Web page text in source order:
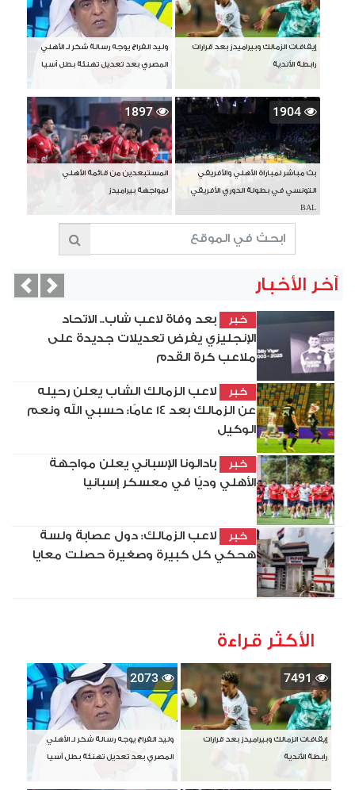
إيقافات الزمالك وبيراميدز بعد قرارات
رابطة الأندية
وليد الفراج يوجه رسالة شكر لـ الأهلي
المصري بعد تعديل تهنئة بطل آسيا
1904
بث مباشر لمباراة الأهلي والأفريقي
التونسي في بطولة الدوري الأفريقي
BAL
1897
المستبعدين من قائمة الأهلي
لمواجهة بيراميدز
آخر الأخبار
خبر
بعد وفاة لاعب شاب.. الاتحاد
الإنجليزي يفرض تعديلات جديدة على
ملاعب كرة القدم
خبر
لاعب الزمالك الشاب يعلن رحيله
عن الزمالك بعد 14 عامًا: حسبي الله ونعم
الوكيل
خبر
بادالونا الإسباني يعلن مواجهة
الأهلي وديًا في معسكر إسبانيا
خبر
لاعب الزمالك: دول عصابة ولسة
هحكي كل كبيرة وصغيرة حصلت معايا
Next
الأكثر قراءة
7491
إيقافات الزمالك وبيراميدز بعد قرارات
رابطة الأندية
2073
وليد الفراج يوجه رسالة شكر لـ الأهلي
المصري بعد تعديل تهنئة بطل آسيا